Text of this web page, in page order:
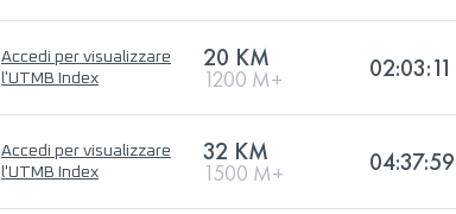
Accedi per visualizzare
l'UTMB Index
20 KM
1200 M+ 02:03:11
Accedi per visualizzare
l'UTMB Index
32 KM
1500 M+ 04:37:59